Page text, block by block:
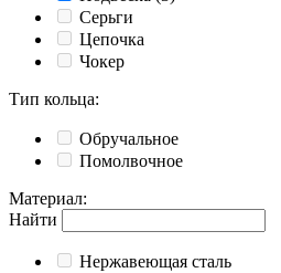
Серьги
Цепочка
Чокер
Тип кольца:
Обручальное
Помолвочное
Материал:
Найти
Нержавеющая сталь